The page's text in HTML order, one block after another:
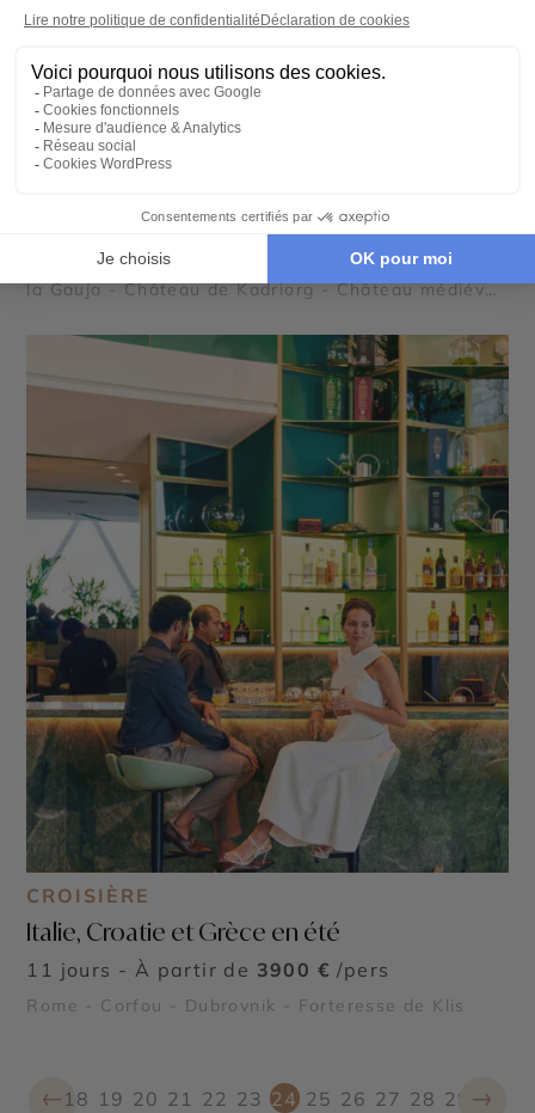
CIRCUIT PRIVÉ
Parenthèse chic et charme dans les Pays
3890 €/pers
Tallinn - Pärnu - Sigulda - Riga - Parc National de
la Gauja - Château de Kadriorg - Château médiéval
Parc Nationale de Lahemaa - Île de Saaremaa -
Château de Turaida - Château de Trakai - Palais de
Rundale - Druskininkai - Isthme de Courlande -
Plages de Palanga
CROISIÈRE
Italie, Croatie et Grèce en été
11 jours - À partir de 3900 € /pers
Rome - Corfou - Dubrovnik - Forteresse de Klis
←18 19 20 21 22 23 24 25 26 27 28 29 →